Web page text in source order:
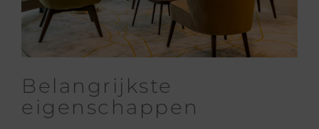
Belangrijkste
eigenschappen